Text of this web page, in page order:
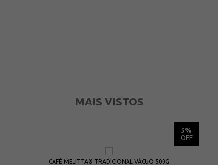
MAIS VISTOS
5%
OFF
CAFÉ MELITTA® TRADICIONAL VÁCUO 500G